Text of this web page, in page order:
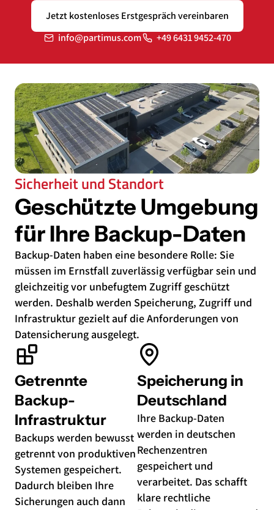
Jetzt kostenloses Erstgespräch vereinbaren
info@partimus.com
+49 6431 9452-470
Sicherheit und Standort
Geschützte Umgebung
für Ihre Backup-Daten
Backup-Daten haben eine besondere Rolle: Sie
müssen im Ernstfall zuverlässig verfügbar sein und
gleichzeitig vor unbefugtem Zugriff geschützt
werden. Deshalb werden Speicherung, Zugriff und
Infrastruktur gezielt auf die Anforderungen von
Datensicherung ausgelegt.
Getrennte
Backup-
Infrastruktur
Backups werden bewusst
getrennt von produktiven
Systemen gespeichert.
Dadurch bleiben Ihre
Sicherungen auch dann
Speicherung in
Deutschland
Ihre Backup-Daten
werden in deutschen
Rechenzentren
gespeichert und
verarbeitet. Das schafft
klare rechtliche